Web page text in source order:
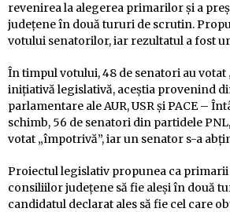
revenirea la alegerea primarilor și a
județene în două tururi de scrutin.
votului senatorilor, iar rezultatul a fost
În timpul votului, 48 de senatori au votat
inițiativă legislativă, aceștia provenind
parlamentare ale AUR, USR și PACE –
schimb, 56 de senatori din partidele
votat „împotrivă”, iar un senator s-a
Proiectul legislativ propunea ca
consiliilor județene să fie aleși în două
candidatul declarat ales să fie cel care